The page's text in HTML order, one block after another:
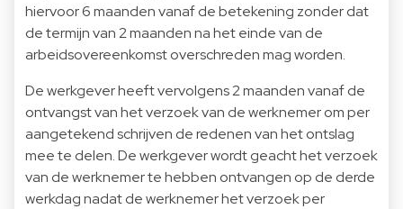
hiervoor 6 maanden vanaf de betekening zonder dat
de termijn van 2 maanden na het einde van de
arbeidsovereenkomst overschreden mag worden.
De werkgever heeft vervolgens 2 maanden vanaf de
ontvangst van het verzoek van de werknemer om per
aangetekend schrijven de redenen van het ontslag
mee te delen. De werkgever wordt geacht het verzoek
van de werknemer te hebben ontvangen op de derde
werkdag nadat de werknemer het verzoek per